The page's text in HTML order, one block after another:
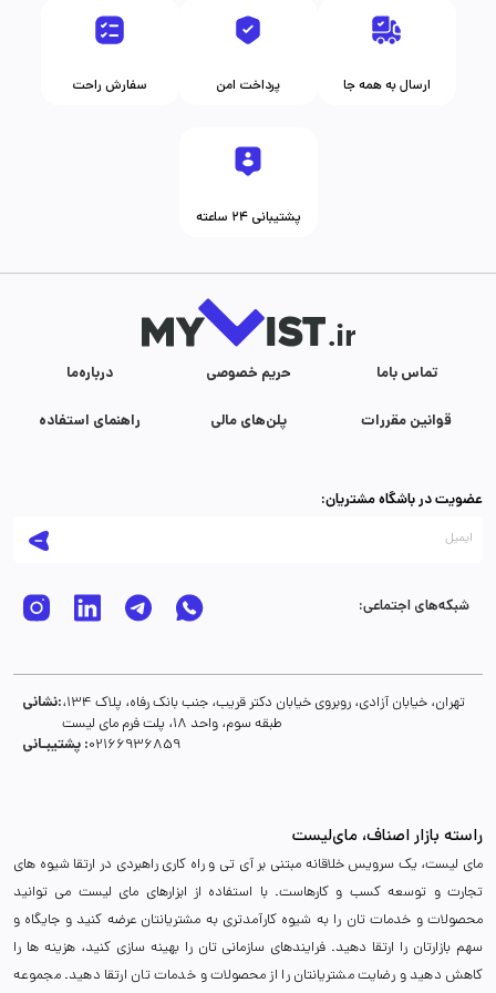
سفارش راحت پرداخت امن ارسال به همه جا
پشتیبانی ۲۴ ساعته
درباره‌ما حریم خصوصی تماس با‌ما
راهنمای استفاده پلن‌های مالی قوانین مقررات
عضویت در باشگاه مشتریان:
شبکه‌های اجتماعی:
نشانی:تهران، خیابان آزادی، روبروی خیابان دکتر قریب، جنب بانک رفاه، پلاک 134،
طبقه سوم، واحد 18، پلت فرم مای لیست
پشتیبـانی :02166936859
راسته بازار اصناف، مای‌لیست
مای لیست، یک سرویس خلاقانه مبتنی بر آی تی و راه کاری راهبردی در ارتقا شیوه های
تجارت و توسعه کسب و کارهاست. با استفاده از ابزارهای مای لیست می توانید
محصولات و خدمات تان را به شیوه کارآمدتری به مشتریانتان عرضه کنید و جایگاه و
سهم بازارتان را ارتقا دهید. فرایندهای سازمانی تان را بهینه سازی کنید، هزینه ها را
کاهش دهید و رضایت مشتریانتان را از محصولات و خدمات تان ارتقا دهید. مجموعه